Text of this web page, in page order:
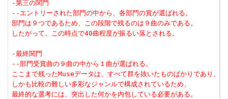
-第三の関門
--エントリーされた部門の中から、各部門の賞が選ばれる。
部門は９つであるため、この段階で残るのは９曲のみである。
したがって、この時点で40曲程度が振るい落とされる。
-最終関門
--部門受賞曲の９曲の中から１曲が選ばれる。
ここまで残ったMuseデータは、すべて群を抜いたものばかりであり、
しかも比較の難しい多彩なジャンルで構成されているため、
最終的な選考には、突出した何かを内包している必要がある。